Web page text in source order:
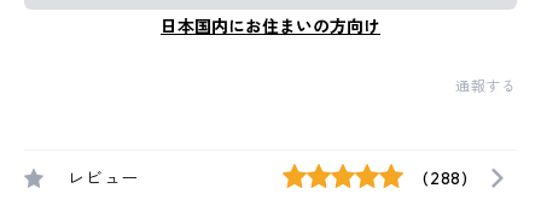
日本国内にお住まいの方向け
通報する
レビュー (288)